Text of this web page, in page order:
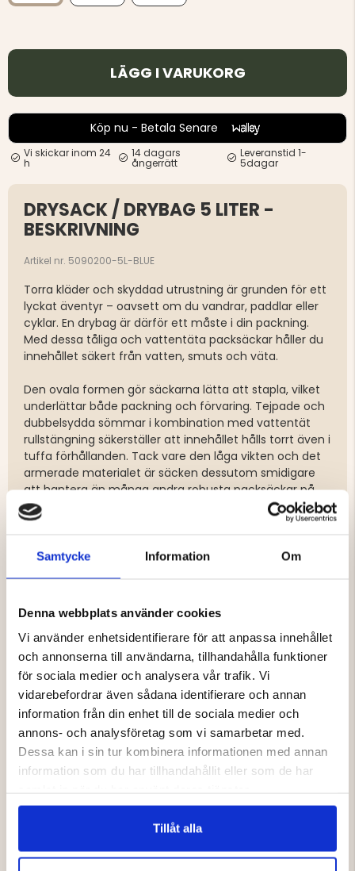
Samtycke Information Om
Denna webbplats använder cookies
Vi använder enhetsidentifierare för att anpassa innehållet
och annonserna till användarna, tillhandahålla funktioner
för sociala medier och analysera vår trafik. Vi
vidarebefordrar även sådana identifierare och annan
information från din enhet till de sociala medier och
annons- och analysföretag som vi samarbetar med.
Dessa kan i sin tur kombinera informationen med annan
information som du har tillhandahållit eller som de har
Tillåt alla
LÄGG I VARUKORG
Köp nu - Betala Senare
Vi skickar inom 24
h
14 dagars
ångerrätt
Leveranstid 1-
5dagar
DRYSACK / DRYBAG 5 LITER -
BESKRIVNING
Artikel nr. 5090200-5L-BLUE
Torra kläder och skyddad utrustning är grunden för ett
lyckat äventyr – oavsett om du vandrar, paddlar eller
cyklar. En drybag är därför ett måste i din packning.
Med dessa tåliga och vattentäta packsäckar håller du
innehållet säkert från vatten, smuts och väta.
Den ovala formen gör säckarna lätta att stapla, vilket
underlättar både packning och förvaring. Tejpade och
dubbelsydda sömmar i kombination med vattentät
rullstängning säkerställer att innehållet hålls torrt även i
tuffa förhållanden. Tack vare den låga vikten och det
armerade materialet är säcken dessutom smidigare
att hantera än många andra robusta packsäckar på
marknaden.
Dubbelsydda, förstärkta och tejpade sömmar för
Volym 5 liter
Mått 18 X 37cm
Varumärke
DU KANSKE OCKSÅ ÄR INTRESSERAD